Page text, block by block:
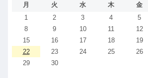
月 火 水 木 金
1
2 3 4 5
8
9 10 11 12
15
16 17 18 19
22
23 24 25 26
29
30